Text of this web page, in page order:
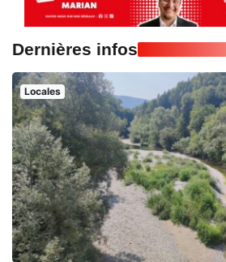
Dernières infos
Locales